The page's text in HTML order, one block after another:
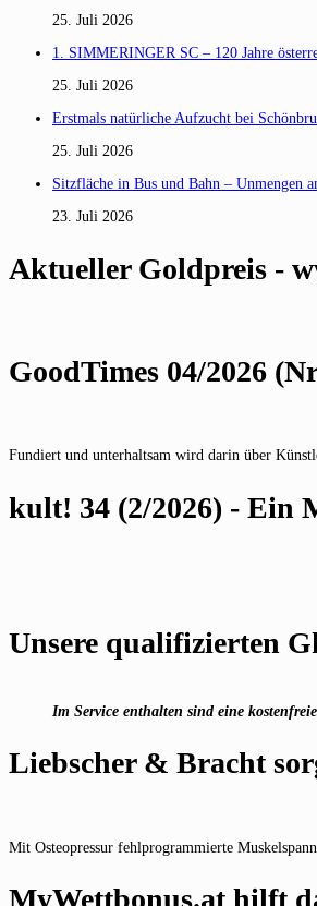
25. Juli 2026
1. SIMMERINGER SC – 120 Jahre
25. Juli 2026
Erstmals natürliche Aufzucht bei
25. Juli 2026
Sitzfläche in Bus und Bahn – Unmengen
23. Juli 2026
Aktueller Goldpreis -
GoodTimes 04/2026
Fundiert und unterhaltsam wird darin über
kult! 34 (2/2026) - Ein
Unsere qualifizierten
Im Service enthalten sind eine
Liebscher & Bracht
Mit Osteopressur fehlprogrammierte
MyWettbonus.at hilft